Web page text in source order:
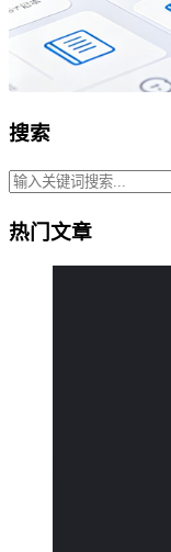
搜索
热门文章